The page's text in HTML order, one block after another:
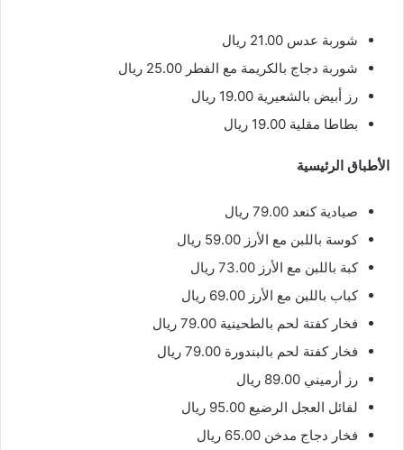
شوربة عدس 21.00 ريال
شوربة دجاج بالكريمة مع الفطر 25.00 ريال
رز أبيض بالشعيرية 19.00 ريال
بطاطا مقلية 19.00 ريال
الأطباق الرئيسية
صيادية كنعد 79.00 ريال
كوسة باللبن مع الأرز 59.00 ريال
كبة باللبن مع الأرز 73.00 ريال
كباب باللبن مع الأرز 69.00 ريال
فخار كفتة لحم بالطحينية 79.00 ريال
فخار كفتة لحم بالبندورة 79.00 ريال
رز أرميني 89.00 ريال
لفائل العجل الرضيع 95.00 ريال
فخار دجاج مدخن 65.00 ريال